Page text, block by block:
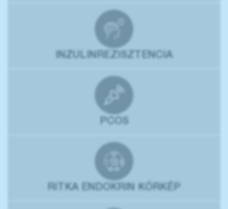
INZULINREZISZTENCIA
PCOS
RITKA ENDOKRIN KÓRKÉP